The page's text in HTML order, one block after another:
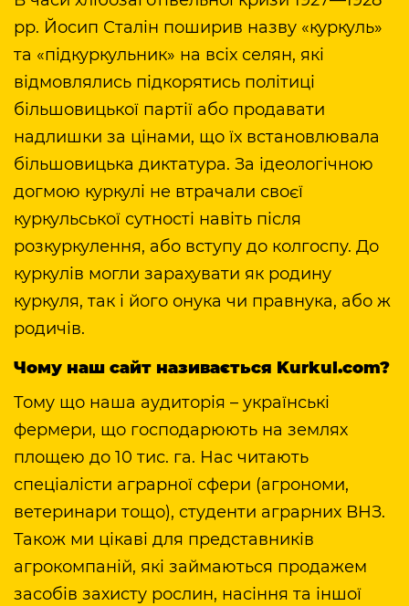
рр. Йосип Сталін поширив назву «куркуль»
та «підкуркульник» на всіх селян, які
відмовлялись підкорятись політиці
більшовицької партії або продавати
надлишки за цінами, що їх встановлювала
більшовицька диктатура. За ідеологічною
догмою куркулі не втрачали своєї
куркульської сутності навіть після
розкуркулення, або вступу до колгоспу. До
куркулів могли зарахувати як родину
куркуля, так і його онука чи правнука, або ж
родичів.
Чому наш сайт називається Kurkul.com?
Тому що наша аудиторія – українські
фермери, що господарюють на землях
площею до 10 тис. га. Нас читають
спеціалісти аграрної сфери (агрономи,
ветеринари тощо), студенти аграрних ВНЗ.
Також ми цікаві для представників
агрокомпаній, які займаються продажем
засобів захисту рослин, насіння та іншої